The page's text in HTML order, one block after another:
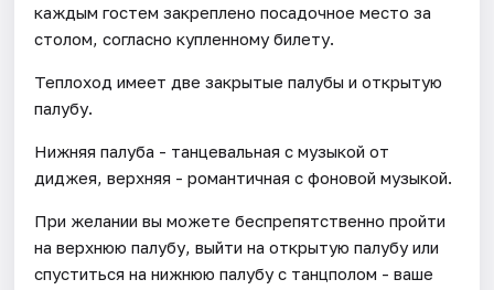
каждым гостем закреплено посадочное место за
столом, согласно купленному билету.
Теплоход имеет две закрытые палубы и открытую
палубу.
Нижняя палуба - танцевальная с музыкой от
диджея, верхняя - романтичная с фоновой музыкой.
При желании вы можете беспрепятственно пройти
на верхнюю палубу, выйти на открытую палубу или
спуститься на нижнюю палубу с танцполом - ваше